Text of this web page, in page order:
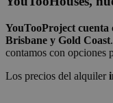
YouTooProject
Brisbane y Gold Coast
contamos con opciones
Los precios del alquiler